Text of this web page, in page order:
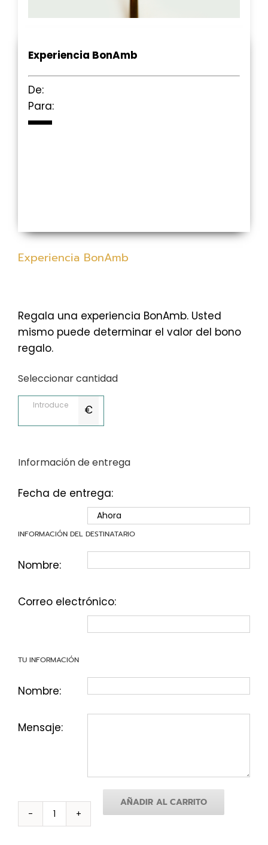
Experiencia BonAmb
De:
Para:
Experiencia BonAmb
Regala una experiencia BonAmb. Usted
mismo puede determinar el valor del bono
regalo.
Seleccionar cantidad
€
Información de entrega
Fecha de entrega:
INFORMACIÓN DEL DESTINATARIO
Nombre:
Correo electrónico:
TU INFORMACIÓN
Nombre:
Mensaje:
Experiencia
AÑADIR AL CARRITO